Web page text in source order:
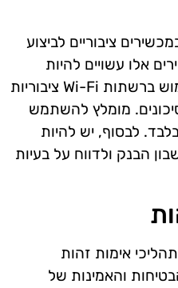
ציבוריים לביצוע
אלו עשויים להיות
חשופים להשפעות זרות. שימוש ברשתות Wi-Fi ציבוריות
מומלץ להשתמש
לבסוף, יש להיות
הבנק ולדווח על בעיות
אימות זהות
והאמינות של